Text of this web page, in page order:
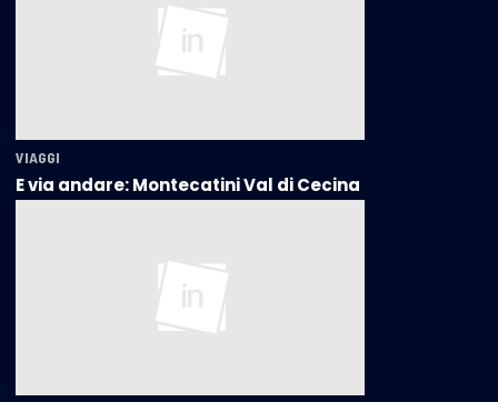
VIAGGI
E via andare: Montecatini Val di Cecina